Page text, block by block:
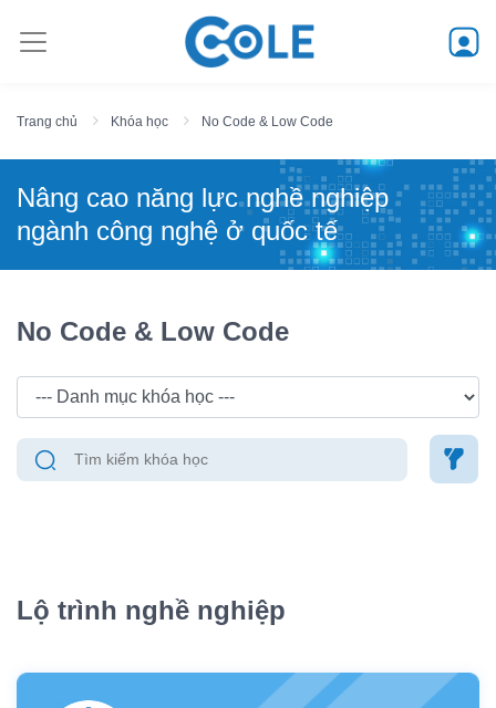
Trang chủ Khóa học No Code & Low Code
Nâng cao năng lực nghề nghiệp
ngành công nghệ ở quốc tế
No Code & Low Code
Lộ trình nghề nghiệp